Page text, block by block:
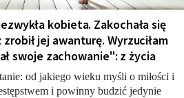
kobieta. Zakochała się
jej awanturę. Wyrzuciłam
swoje zachowanie": z życia
od jakiego wieku myśli o miłości i
i powinny budzić jedynie